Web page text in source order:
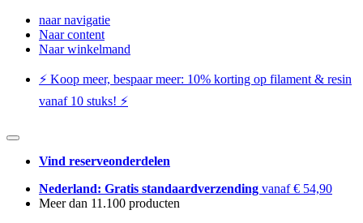
naar navigatie
Naar content
Naar winkelmand
⚡️ Koop meer, bespaar meer: ​​10% korting op filament & resin
vanaf 10 stuks! ⚡️
Vind reserveonderdelen
Nederland: Gratis standaardverzending vanaf € 54,90
Meer dan 11.100 producten